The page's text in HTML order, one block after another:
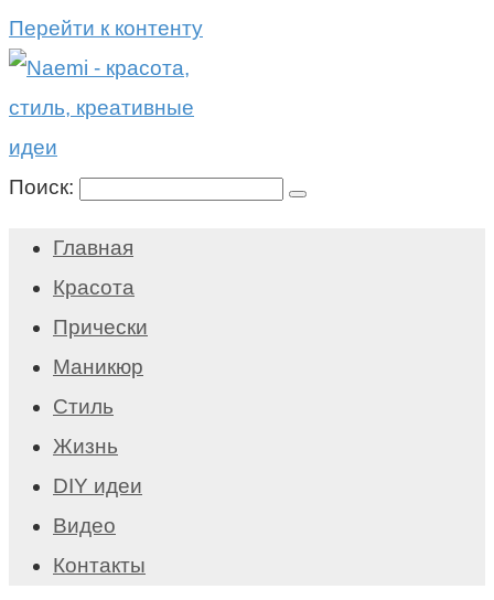
Перейти к контенту
Поиск:
Главная
Красота
Прически
Маникюр
Стиль
Жизнь
DIY идеи
Видео
Контакты